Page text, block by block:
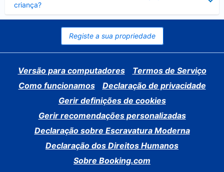
criança?
Registe a sua propriedade
Versão para computadores
Termos de Serviço
Como funcionamos
Declaração de privacidade
Gerir definições de cookies
Gerir recomendações personalizadas
Declaração sobre Escravatura Moderna
Declaração dos Direitos Humanos
Sobre Booking.com